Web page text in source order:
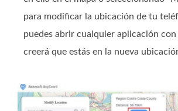
para modificar la ubicación de tu
puedes abrir cualquier aplicación con
creerá que estás en la nueva